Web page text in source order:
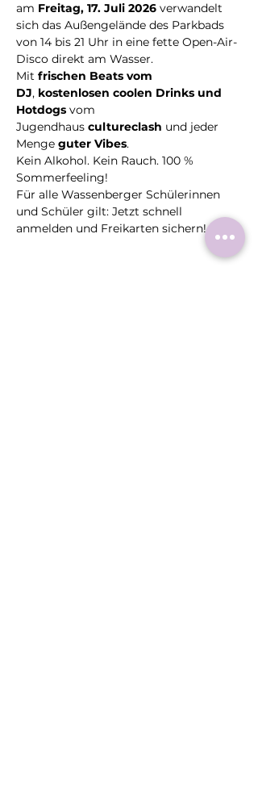
am Freitag, 17. Juli 2026 verwandelt
sich das Außengelände des Parkbads
von 14 bis 21 Uhr in eine fette Open-Air-
Disco direkt am Wasser.
Mit frischen Beats vom
DJ, kostenlosen coolen Drinks und
Hotdogs vom
Jugendhaus cultureclash und jeder
Menge guter Vibes.
Kein Alkohol. Kein Rauch. 100 %
Sommerfeeling!
Für alle Wassenberger Schülerinnen
und Schüler gilt: Jetzt schnell
anmelden und Freikarten sichern!